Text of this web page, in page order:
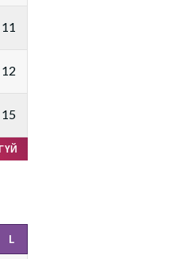
11
12
15
L